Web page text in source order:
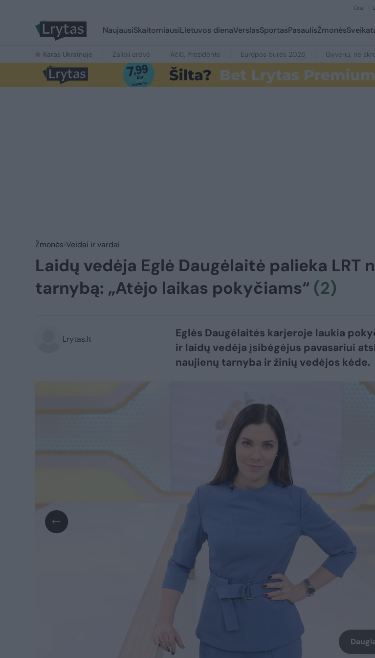
Orai
NaujausiSkaitomiausiLietuvos dienaVerslasSportasPasaulisŽmonės
Karas Ukrainoje Žalioji erdvė Ačiū, Prezidente Europos burės 2026 Gyvenu, ne
Žmonės Veidai ir vardai
Laidų vedėja Eglė Daugėlaitė palieka LRT
tarnybą: „Atėjo laikas pokyčiams“ (2)
Lrytas.lt
Eglės Daugėlaitės karjeroje laukia
ir laidų vedėja įsibėgėjus pavasariui
naujienų tarnyba ir žinių vedėjos kėde.